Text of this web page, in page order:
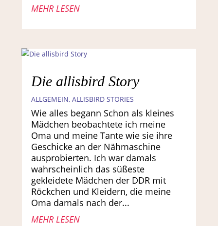
MEHR LESEN
Die allisbird Story
ALLGEMEIN, ALLISBIRD STORIES
Wie alles begann Schon als kleines
Mädchen beobachtete ich meine
Oma und meine Tante wie sie ihre
Geschicke an der Nähmaschine
ausprobierten. Ich war damals
wahrscheinlich das süßeste
gekleidete Mädchen der DDR mit
Röckchen und Kleidern, die meine
Oma damals nach der...
MEHR LESEN